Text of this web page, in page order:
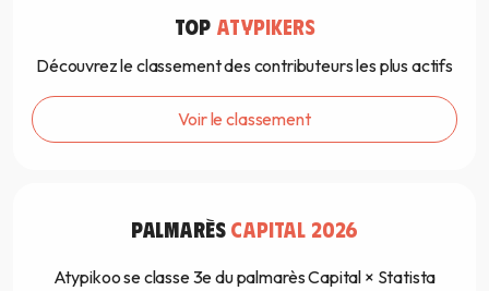
TOP ATYPIKERS
Découvrez le classement des contributeurs les plus actifs
Voir le classement
PALMARÈS CAPITAL 2026
Atypikoo se classe 3e du palmarès Capital × Statista